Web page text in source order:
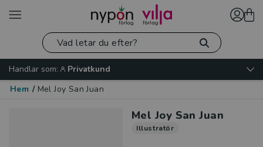
Handlar som:
Privatkund
Hem / Mel Joy San Juan
Mel Joy San Juan
Illustratör